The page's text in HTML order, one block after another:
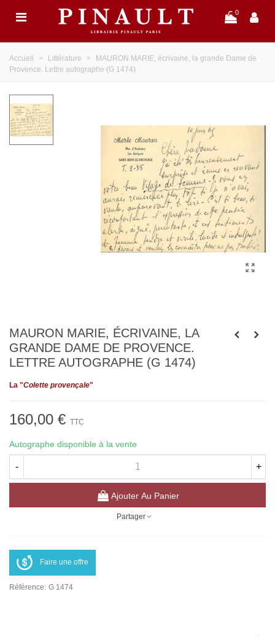
0
Accueil > Littérature >
MAURON MARIE, écrivaine, la grande Dame de
Provence. Lettre autographe (G 1474)
MAURON MARIE, ÉCRIVAINE, LA
GRANDE DAME DE PROVENCE.
LETTRE AUTOGRAPHE (G 1474)
La "Colette provençale"
160,00 € TTC
Autographe disponible à la vente
- +
Ajouter Au Panier
Partager
Faire une offre
Référence: G 1474